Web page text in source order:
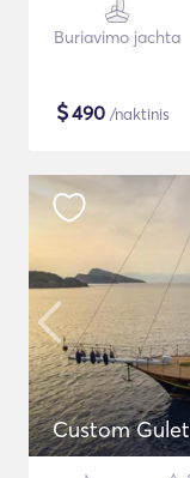
Buriavimo jachta
$490 /naktinis
Custom Gulet